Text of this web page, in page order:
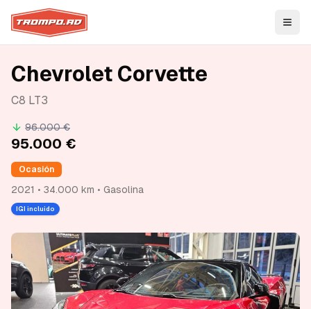
Chevrolet Corvette
C8 LT3
96.000 €
95.000 €
Ocasión
2021 • 34.000 km • Gasolina
IGI incluido